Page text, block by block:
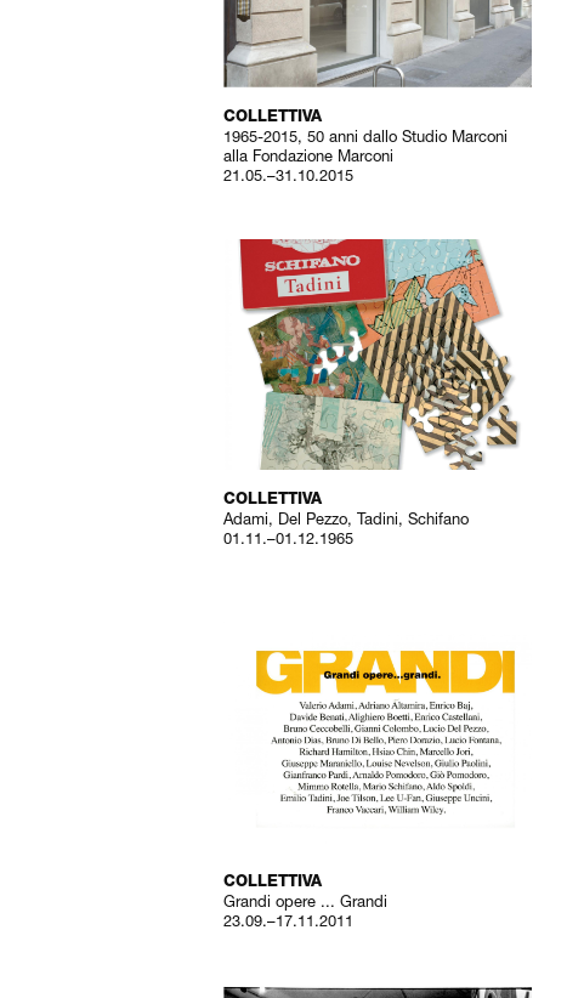
COLLETTIVA
1965-2015, 50 anni dallo Studio Marconi
alla Fondazione Marconi
21.05.–31.10.2015
COLLETTIVA
Adami, Del Pezzo, Tadini, Schifano
01.11.–01.12.1965
COLLETTIVA
Grandi opere ... Grandi
23.09.–17.11.2011